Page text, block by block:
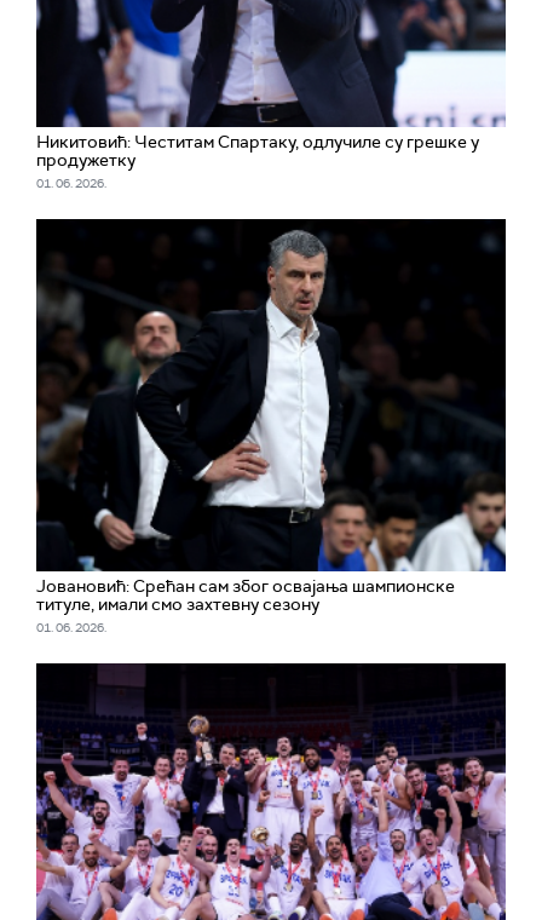
Никитовић: Честитам Спартаку, одлучиле су грешке у
продужетку
01. 06. 2026.
Јовановић: Срећан сам због освајања шампионске
титуле, имали смо захтевну сезону
01. 06. 2026.